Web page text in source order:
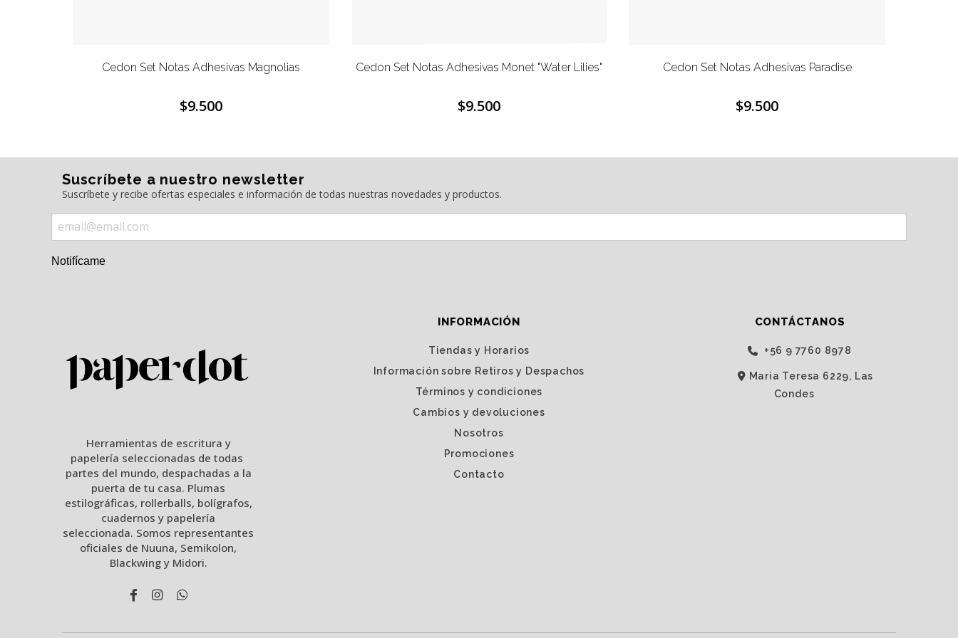
Adhesivas Magnolias Cedon Set Notas Adhesivas Monet "Water Lilies" Cedon Set Notas Adhesivas Paradise
Cedon Set Notas Adhesivas Ruysch
Suscríbete a nuestro newsletter
Suscríbete y recibe ofertas especiales e información de todas nuestras novedades y productos.
Notifícame
Herramientas de escritura y
papelería seleccionadas de todas
partes del mundo, despachadas a la
puerta de tu casa. Plumas
estilográficas, rollerballs, bolígrafos,
cuadernos y papelería
seleccionada. Somos representantes
oficiales de Nuuna, Semikolon,
Blackwing y Midori.
INFORMACIÓN
Tiendas y Horarios
Información sobre Retiros y Despachos
Términos y condiciones
Cambios y devoluciones
Nosotros
Promociones
Contacto
CONTÁCTANOS
‭+56 9 7760 8978‬
Maria Teresa 6229, Las
Condes